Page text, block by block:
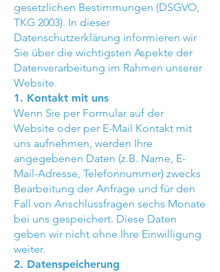
gesetzlichen Bestimmungen (DSGVO,
TKG 2003). In dieser
Datenschutzerklärung informieren wir
Sie über die wichtigsten Aspekte der
Datenverarbeitung im Rahmen unserer
Website.
1. Kontakt mit uns
Wenn Sie per Formular auf der
Website oder per E-Mail Kontakt mit
uns aufnehmen, werden Ihre
angegebenen Daten (z.B. Name, E-
Mail-Adresse, Telefonnummer) zwecks
Bearbeitung der Anfrage und für den
Fall von Anschlussfragen sechs Monate
bei uns gespeichert. Diese Daten
geben wir nicht ohne Ihre Einwilligung
weiter.
2. Datenspeicherung